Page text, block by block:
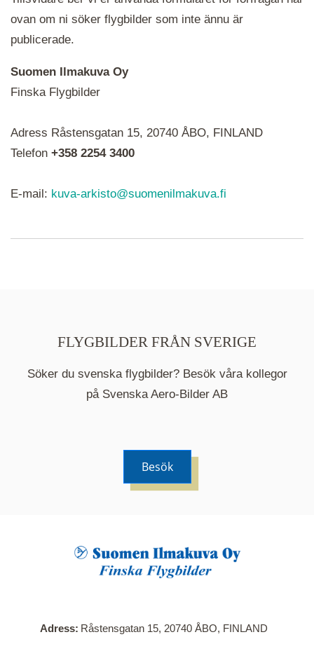
ikoner är det en serie i varje. Utplacerade bilder
syns som nålar istället.
När du klickar på en serie så öppnas en ny flik.
Här visas en karta över bilder med kända
ovan om ni söker flygbilder som inte ännu är
publicerade.
Suomen Ilmakuva Oy
Finska Flygbilder
Adress Råstensgatan 15, 20740 ÅBO, FINLAND
Telefon +358 2254 3400
E-mail: kuva-arkisto@suomenilmakuva.fi
FLYGBILDER FRÅN SVERIGE
Söker du svenska flygbilder? Besök våra kollegor
på Svenska Aero-Bilder AB
Besök
Adress Råstensgatan 15, 20740 ÅBO, FINLAND